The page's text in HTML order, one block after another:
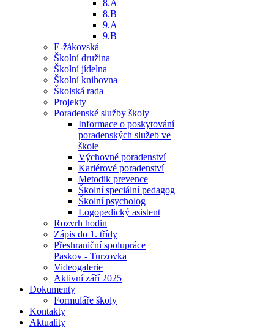
8.A
8.B
9.A
9.B
E-žákovská
Školní družina
Školní jídelna
Školní knihovna
Školská rada
Projekty
Poradenské služby školy
Informace o poskytování
poradenských služeb ve
škole
Výchovné poradenství
Kariérové poradenství
Metodik prevence
Školní speciální pedagog
Školní psycholog
Logopedický asistent
Rozvrh hodin
Zápis do 1. třídy
Přeshraniční spolupráce
Paskov - Turzovka
Videogalerie
Aktivní září 2025
Dokumenty
Formuláře školy
Kontakty
Aktuality